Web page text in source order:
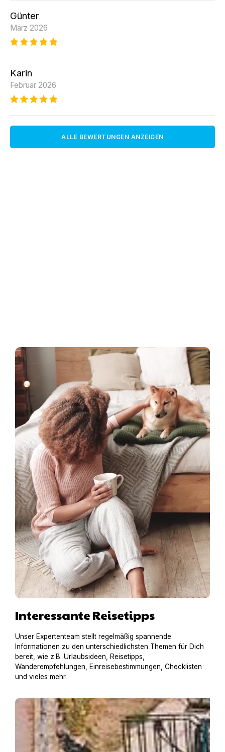
Günter
März 2026
Karin
Februar 2026
ALLE BEWERTUNGEN ANZEIGEN
Interessante Reisetipps
Unser Expertenteam stellt regelmäßig spannende
Informationen zu den unterschiedlichsten Themen für Dich
bereit, wie z.B. Urlaubsideen, Reisetipps,
Wanderempfehlungen, Einreisebestimmungen, Checklisten
und vieles mehr.
Hausboot mit Hund